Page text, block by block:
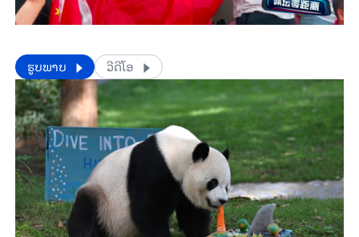
​​ຮູບພາບ ວີດີໂອ